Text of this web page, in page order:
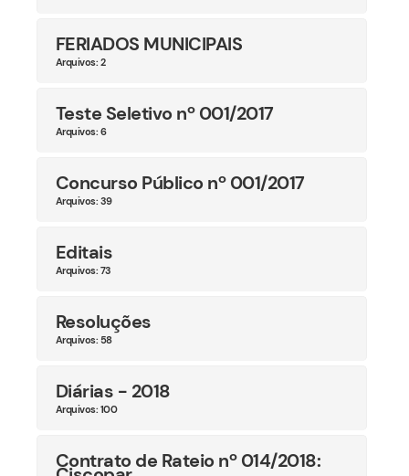
FERIADOS MUNICIPAIS
Arquivos: 2
Teste Seletivo nº 001/2017
Arquivos: 6
Concurso Público nº 001/2017
Arquivos: 39
Editais
Arquivos: 73
Resoluções
Arquivos: 58
Diárias - 2018
Arquivos: 100
Contrato de Rateio nº 014/2018: